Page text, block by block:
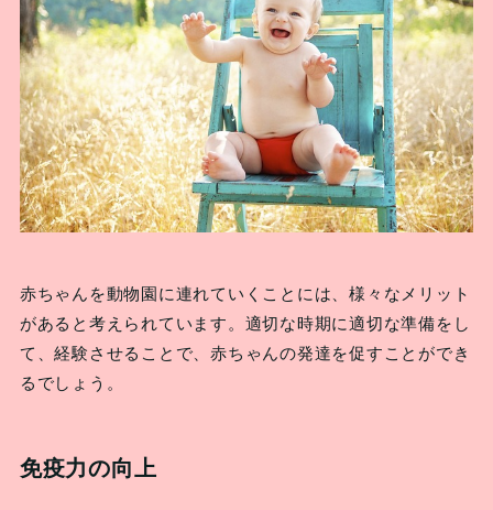
赤ちゃんを動物園に連れていくことには、様々なメリット
があると考えられています。適切な時期に適切な準備をし
て、経験させることで、赤ちゃんの発達を促すことができ
るでしょう。
免疫力の向上